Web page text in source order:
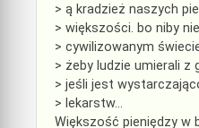
> ą kradzież naszych
> większości. bo niby
> cywilizowanym
> żeby ludzie umierali z
> jeśli jest
> lekarstw…
Większość pieniędzy w